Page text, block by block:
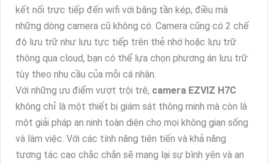
kết nối trực tiếp đến wifi với băng tần kép, điều mà
những dòng camera cũ không có. Camera cũng có 2 chế
độ lưu trữ như lưu tực tiếp trên thẻ nhớ hoặc lưu trữ
thông qua cloud, bạn có thể lựa chọn phương án lưu trữ
tùy theo nhu cầu của mỗi cá nhân.
Với những ưu điểm vượt trội trê, camera EZVIZ H7C
không chỉ là một thiết bị giám sát thông minh mà còn là
một giải pháp an ninh toàn diện cho mọi không gian sống
và làm việc. Với các tính năng tiên tiến và khả năng
tương tác cao chắc chắn sẽ mang lại sự bình yên và an